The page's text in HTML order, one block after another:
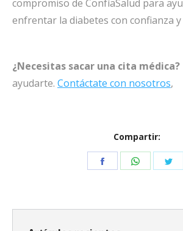
compromiso de ConfíaSalud para
enfrentar la diabetes con confianza
¿Necesitas sacar una cita médica?
ayudarte. Contáctate con nosotros,
Compartir:
Share
Share